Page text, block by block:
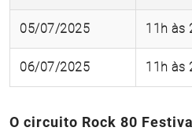
05/07/2025 11h às
06/07/2025 11h às
O circuito Rock 80